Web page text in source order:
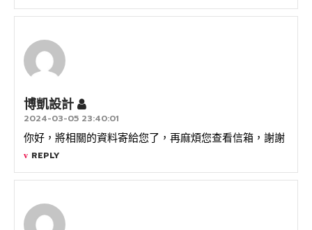
博凱設計
2024-03-05 23:40:01
你好，將相關的資料寄給您了，再麻煩您查看信箱，謝謝
REPLY